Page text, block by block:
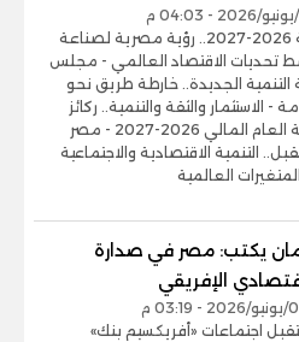
- خطة التنمية 2026-2027.. رؤية مصرية لصناعة
تحديات الاقتصاد العالمي - مجلس
الجديدة.. خارطة طريق نحو
- الاستثمار والثقة والتنمية.. ركائز
مصر في خطة العام المالي 2026-2027 - مصر
التنمية الاقتصادية والاجتماعية
العالمية
يكتب: مصر في صدارة
الإفريقي
اجتماعات «أفريكسيم بنك»